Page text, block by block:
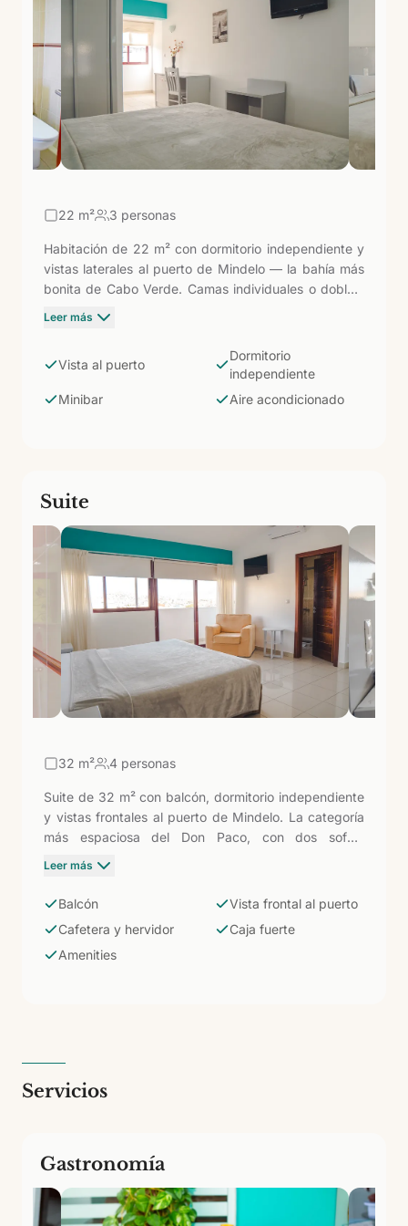
alma más auténtica de Cabo Verde.
22 m² 3 personas
Habitación de 22 m² con dormitorio independiente y
vistas laterales al puerto de Mindelo — la bahía más
bonita de Cabo Verde. Camas individuales o dobles,
WiFi, aire acondicionado, TV satélite, armario y
toallas diarios. Desde aquí se sale directamente a la
avenida marginal, a los bares de música en vivo y a la
alma caboverdiana.
Leer más
Vista al puerto
Dormitorio
independiente
Minibar
Aire acondicionado
Suite
32 m² 4 personas
Suite de 32 m² con balcón, dormitorio independiente
y vistas frontales al puerto de Mindelo. La categoría
más espaciosa del Don Paco, con dos sofás,
cafetera, hervidor con servicio de café-té, caja
con ducha, espejo de aumento, amenities y champú.
amplio y luminoso para vivir Mindelo con comodidad,
ya sea en viaje de negocios o descubriendo la isla de
Leer más
Balcón
Vista frontal al puerto
Cafetera y hervidor
Caja fuerte
Amenities
Servicios
Gastronomía